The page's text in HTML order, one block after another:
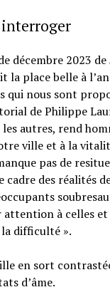
décembre 2023 de
la place belle à
qui nous sont
de Philippe
autres, rend
ville et à la
pas de
cadre des réalités
attention à celles
difficulté ».
en sort
d’âme.